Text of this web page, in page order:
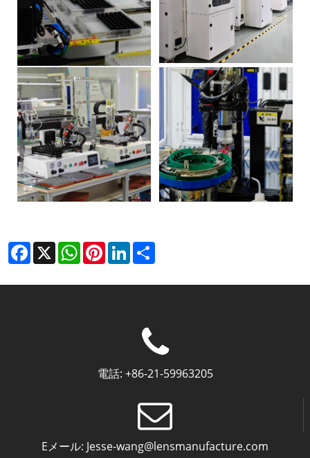
Facebook
X WhatsAppPinterestLinkedIn
電話: +86-21-59963205
Eメール: Jesse-wang@lensmanufacture.com